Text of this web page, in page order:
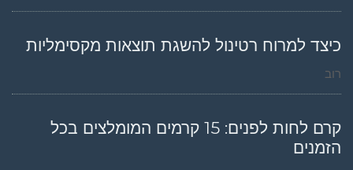
כיצד למרוח רטינול להשגת תוצאות מקסימליות
רוב
קרם לחות לפנים: 15 קרמים המומלצים בכל
הזמנים